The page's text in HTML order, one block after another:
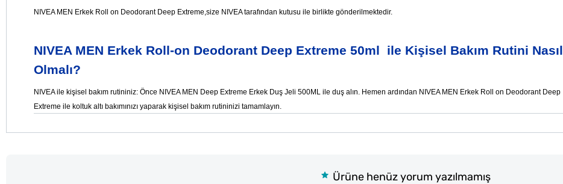
NIVEA MEN Erkek Roll on Deodorant Deep Extreme,size NIVEA tarafından kutusu ile birlikte gönderilmektedir.
NIVEA MEN Erkek Roll-on Deodorant Deep Extreme 50ml ile Kişisel Bakım Rutini Nasıl
Olmalı?
NIVEA ile kişisel bakım rutininiz: Önce NIVEA MEN Deep Extreme Erkek Duş Jeli 500ML ile duş alın. Hemen ardından NIVEA MEN Erkek Roll on Deodorant Deep
Extreme ile koltuk altı bakımınızı yaparak kişisel bakım rutininizi tamamlayın.
Ürüne henüz yorum yazılmamış